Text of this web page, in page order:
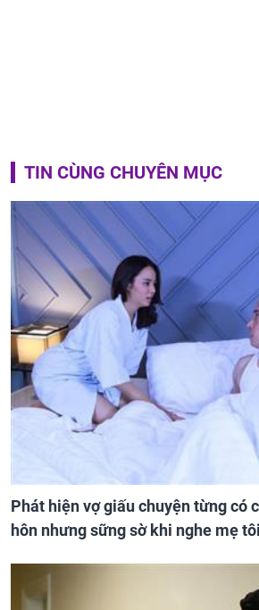
TIN CÙNG CHUYÊN MỤC
Phát hiện vợ giấu chuyện từng có
hôn nhưng sững sờ khi nghe mẹ